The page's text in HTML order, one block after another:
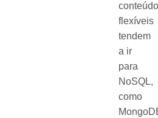
flexíveis
tendem
a ir
para
NoSQL,
como